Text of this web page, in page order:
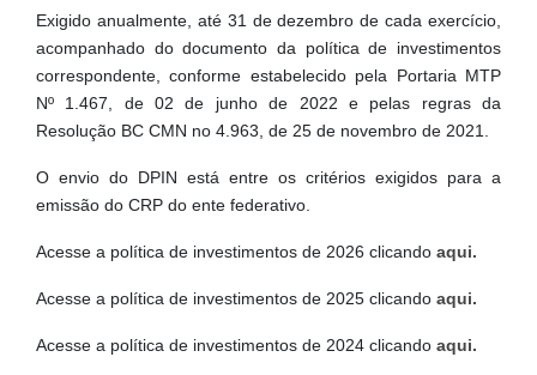
Exigido anualmente, até 31 de dezembro de cada exercício,
acompanhado do documento da política de investimentos
correspondente, conforme estabelecido pela Portaria MTP
Nº 1.467, de 02 de junho de 2022 e pelas regras da
Resolução BC CMN no 4.963, de 25 de novembro de 2021.
O envio do DPIN está entre os critérios exigidos para a
emissão do CRP do ente federativo.
Acesse a política de investimentos de 2026 clicando aqui.
Acesse a política de investimentos de 2025 clicando aqui.
Acesse a política de investimentos de 2024 clicando aqui.